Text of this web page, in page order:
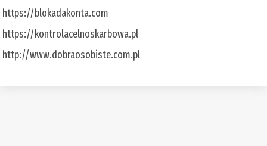
https://blokadakonta.com
https://kontrolacelnoskarbowa.pl
http://www.dobraosobiste.com.pl